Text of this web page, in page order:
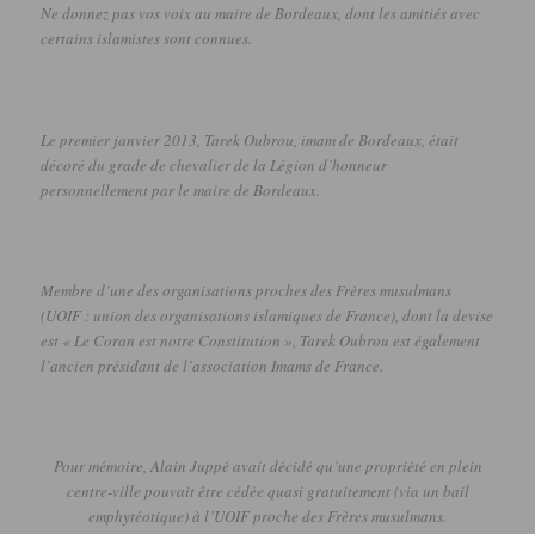
Ne donnez pas vos voix au maire de Bordeaux, dont les amitiés avec
certains islamistes sont connues.
Le premier janvier 2013, Tarek Oubrou, imam de Bordeaux, était
décoré du grade de chevalier de la Légion d’honneur
personnellement par le maire de Bordeaux.
Membre d’une des organisations proches des Frères musulmans
(UOIF : union des organisations islamiques de France), dont la devise
est « Le Coran est notre Constitution », Tarek Oubrou est également
l’ancien présidant de l’association Imams de France.
Pour mémoire, Alain Juppé avait décidé qu’une propriété en plein
centre-ville pouvait être cédée quasi gratuitement (via un bail
emphytéotique)à l’UOIFproche des Frères musulmans.